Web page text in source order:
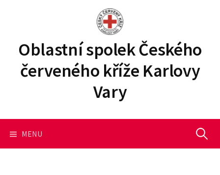
s
Oblastní spolek Českého
červeného kříže Karlovy
Vary
MENU V